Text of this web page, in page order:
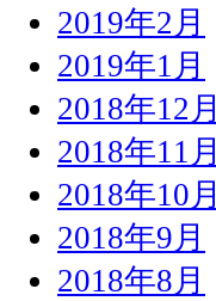
2019年2月
2019年1月
2018年12月
2018年11月
2018年10月
2018年9月
2018年8月